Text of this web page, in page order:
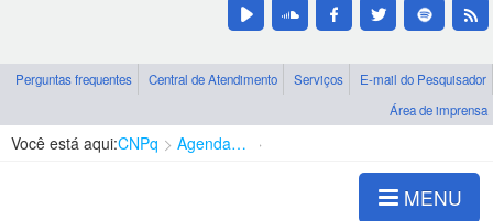
Perguntas frequentes Central de Atendimento Serviços
E-mail do Pesquisador
Área de imprensa
Você está aqui:CNPq Agenda de autoridades
MENU